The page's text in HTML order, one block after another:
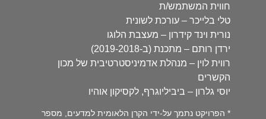
חווית המשתמש/ת
טלי בלייכר – עורכת לשונית
נורית וינד קידרון – מעצבת הלוגו
ירדן רותם – מתכנת (ב-2019-2018)
רווית לוין – מנהלת אדמיניסטרטיבית של מכון
הקשרים
יוסי גלרון – ביביליוגרף, לקסיקון אוהיו
* הפרויקט נתמך על-ידי הקרן הלאומית למדעים, מספר